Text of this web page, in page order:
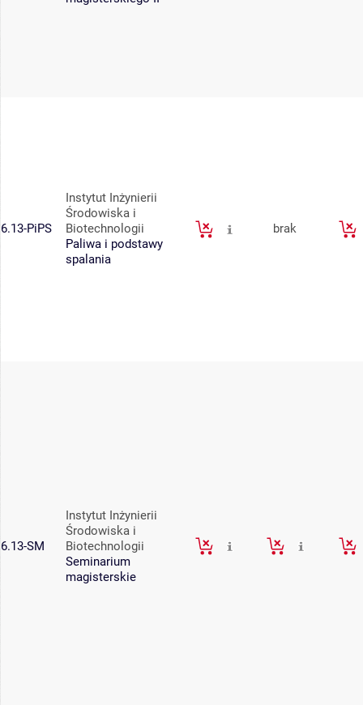
6.13-PiPS
Instytut Inżynierii
Środowiska i
Biotechnologii
Paliwa i podstawy
spalania
brak
6.13-SM
Instytut Inżynierii
Środowiska i
Biotechnologii
Seminarium
magisterskie